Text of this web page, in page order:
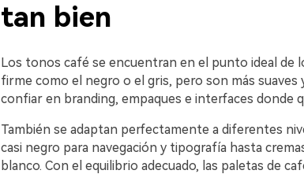
tan bien
Los tonos café se encuentran en el punto ideal de
firme como el negro o el gris, pero son más suaves
confiar en branding, empaques e interfaces donde
También se adaptan perfectamente a diferentes
casi negro para navegación y tipografía hasta
blanco. Con el equilibrio adecuado, las paletas de